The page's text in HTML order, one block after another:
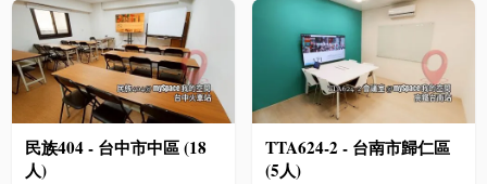
民族404 - 台中市中區 (18
人)
TTA624-2 - 台南市歸仁區
(5人)